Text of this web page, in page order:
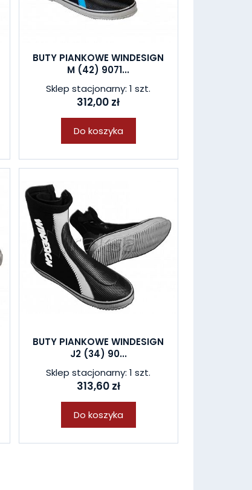
BUTY PIANKOWE WINDESIGN
M (42) 9071...
Sklep stacjonarny: 1 szt.
312,00 zł
Do koszyka
BUTY PIANKOWE WINDESIGN
J2 (34) 90...
Sklep stacjonarny: 1 szt.
313,60 zł
Do koszyka